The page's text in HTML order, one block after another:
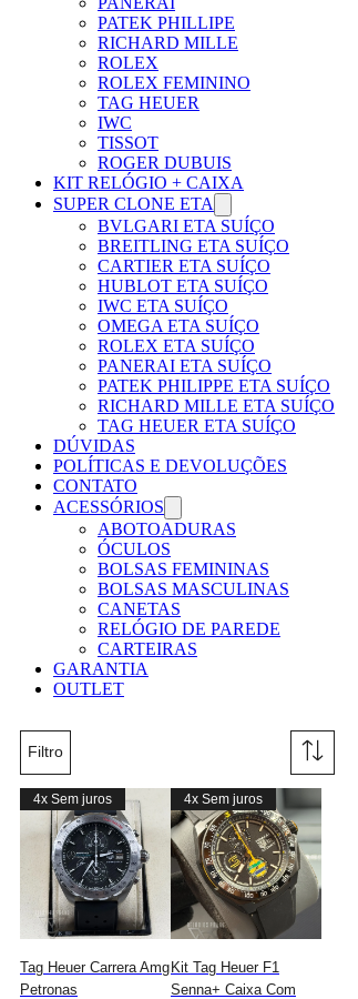
PATEK PHILLIPE
RICHARD MILLE
ROLEX
ROLEX FEMININO
TAG HEUER
IWC
TISSOT
ROGER DUBUIS
KIT RELÓGIO + CAIXA
SUPER CLONE ETA
BVLGARI ETA SUÍÇO
BREITLING ETA SUÍÇO
CARTIER ETA SUÍÇO
HUBLOT ETA SUÍÇO
IWC ETA SUÍÇO
OMEGA ETA SUÍÇO
ROLEX ETA SUÍÇO
PANERAI ETA SUÍÇO
PATEK PHILIPPE ETA SUÍÇO
RICHARD MILLE ETA SUÍÇO
TAG HEUER ETA SUÍÇO
DÚVIDAS
POLÍTICAS E DEVOLUÇÕES
CONTATO
ACESSÓRIOS
ABOTOADURAS
ÓCULOS
BOLSAS FEMININAS
BOLSAS MASCULINAS
CANETAS
RELÓGIO DE PAREDE
CARTEIRAS
GARANTIA
OUTLET
Filtro
4x Sem juros
Tag Heuer Carrera Amg
Petronas
4x Sem juros
Kit Tag Heuer F1
Senna+ Caixa Com